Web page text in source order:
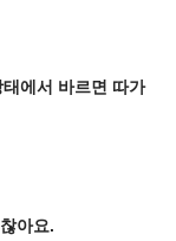
에서 바르면 따가
아요.